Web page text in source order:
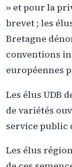
» et pour la
brevet ; les
Bretagne
conventions
européennes
Les élus UDB
de variétés
service public
Les élus